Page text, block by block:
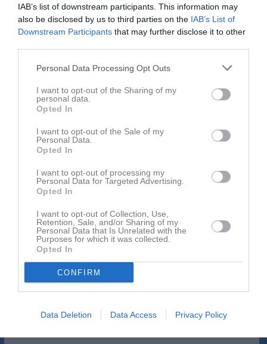
IAB’s list of downstream participants. This information may
also be disclosed by us to third parties on the IAB’s List of
Downstream Participants that may further disclose it to other
Personal Data Processing Opt Outs
I want to opt-out of the Sharing of my
personal data.
Opted In
I want to opt-out of the Sale of my
Personal Data.
Opted In
I want to opt-out of processing my
Personal Data for Targeted Advertising.
Opted In
I want to opt-out of Collection, Use,
Retention, Sale, and/or Sharing of my
Personal Data that Is Unrelated with the
Purposes for which it was collected.
Opted In
CONFIRM
Data Deletion Data Access Privacy Policy
Läger
Föreningskommittémöte
Kalenderöversikt
Gruppen